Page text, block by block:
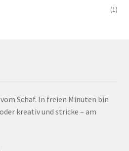
(1)
Schaf. In freien Minuten bin
kreativ und stricke – am